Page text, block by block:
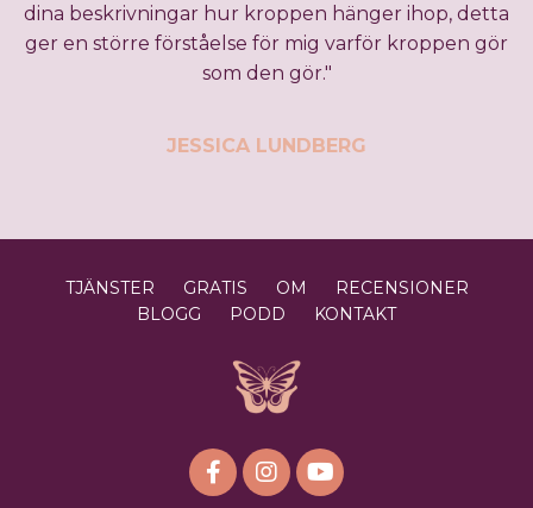
dina beskrivningar hur kroppen hänger ihop, detta
ger en större förståelse för mig varför kroppen gör
som den gör."
JESSICA LUNDBERG
TJÄNSTER GRATIS OM
RECENSIONER
BLOGG
PODD KONTAKT